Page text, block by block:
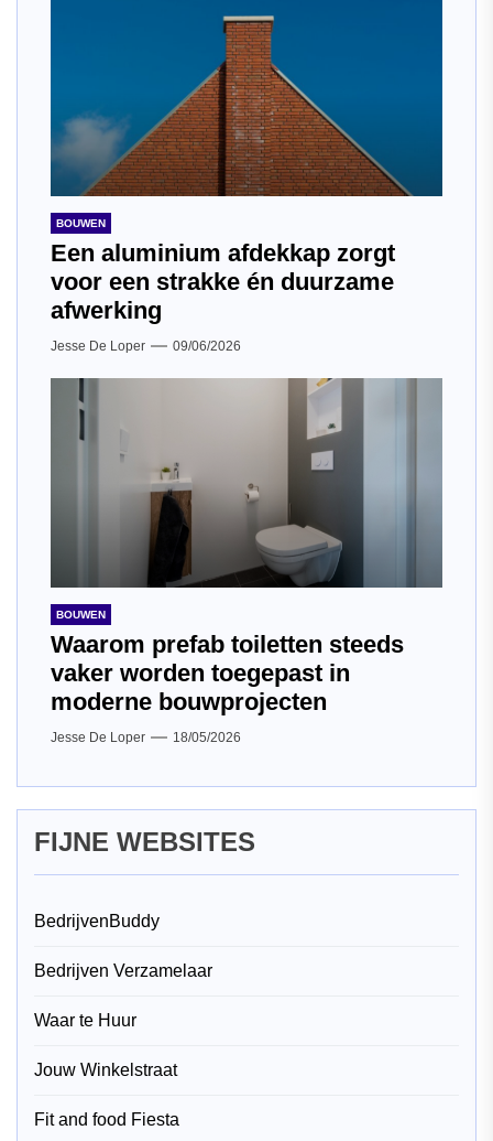
BOUWEN
Een aluminium afdekkap zorgt
voor een strakke én duurzame
afwerking
Jesse De Loper 09/06/2026
BOUWEN
Waarom prefab toiletten steeds
vaker worden toegepast in
moderne bouwprojecten
Jesse De Loper 18/05/2026
FIJNE WEBSITES
BedrijvenBuddy
Bedrijven Verzamelaar
Waar te Huur
Jouw Winkelstraat
Fit and food Fiesta